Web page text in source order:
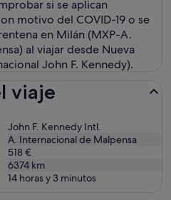
si se aplican
motivo del COVID-19 o se
en Milán (MXP-A.
al viajar desde Nueva
John F. Kennedy).
viaje
John F. Kennedy Intl.
A. Internacional de Malpensa
518 €
6374 km
14 horas y 3 minutos